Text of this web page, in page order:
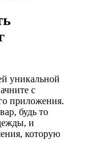
уникальной
с
приложения.
будь то
и
которую